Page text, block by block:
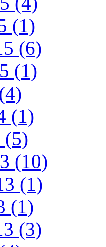
(1)
(6)
(1)
(1)
(5)
(10)
(1)
(1)
(3)